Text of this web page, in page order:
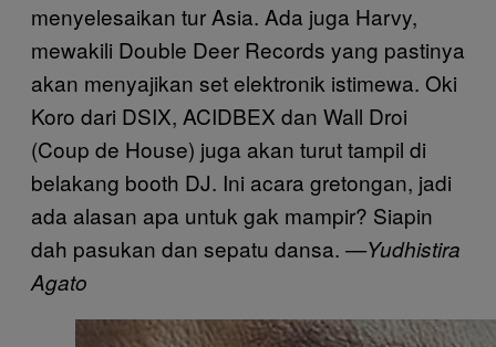
menyelesaikan tur Asia. Ada juga Harvy,
mewakili Double Deer Records yang pastinya
akan menyajikan set elektronik istimewa. Oki
Koro dari DSIX, ACIDBEX dan Wall Droi
(Coup de House) juga akan turut tampil di
belakang booth DJ. Ini acara gretongan, jadi
ada alasan apa untuk gak mampir? Siapin
dah pasukan dan sepatu dansa. —Yudhistira
Agato